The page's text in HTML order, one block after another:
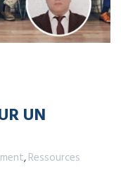
UN
,Ressources